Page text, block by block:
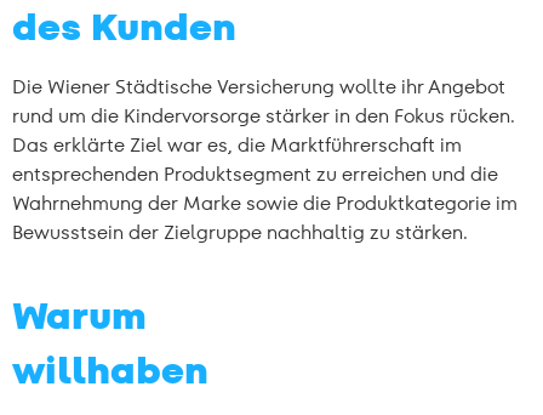
des Kunden
Die Wiener Städtische Versicherung wollte ihr Angebot
rund um die Kindervorsorge stärker in den Fokus rücken.
Das erklärte Ziel war es, die Marktführerschaft im
entsprechenden Produktsegment zu erreichen und die
Wahrnehmung der Marke sowie die Produktkategorie im
Bewusstsein der Zielgruppe nachhaltig zu stärken.
Warum
willhaben